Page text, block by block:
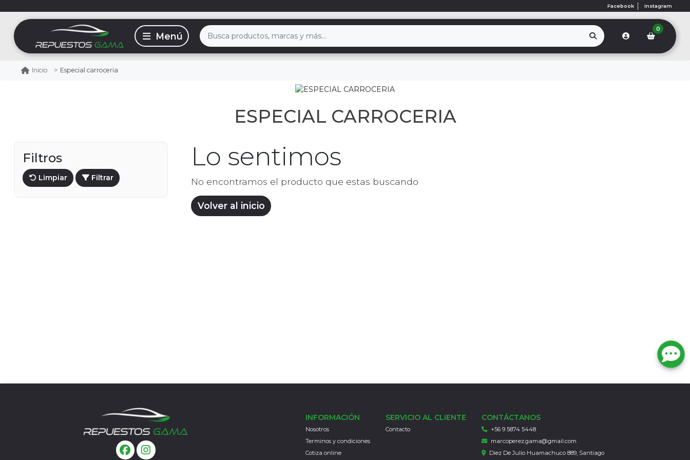
Facebook Instagram
0
Inicio Especial carroceria
ESPECIAL CARROCERIA
Filtros
Limpiar Filtrar
Lo sentimos
No encontramos el producto que estas buscando
Volver al inicio
INFORMACIÓN
Nosotros
Terminos y condiciones
Cotiza online
SERVICIO AL CLIENTE
Contacto
CONTÁCTANOS
+56 9 5874 5448
marcoperez.gama@gmail.com
Diez De Julio Huamachuco 889, Santiago